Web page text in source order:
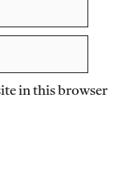
in this browser